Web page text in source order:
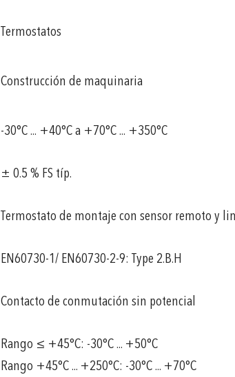
Termostatos
Construcción de maquinaria
-30°C ... +40°C a +70°C ... +350°C
± 0.5 % FS típ.
Termostato de montaje con sensor remoto y
EN60730-1/ EN60730-2-9: Type 2.B.H
Contacto de conmutación sin potencial
Rango ≤ +45°C: -30°C ... +50°C
Rango +45°C ... +250°C: -30°C ... +70°C